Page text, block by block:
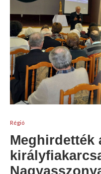
Régió
Meghirdették